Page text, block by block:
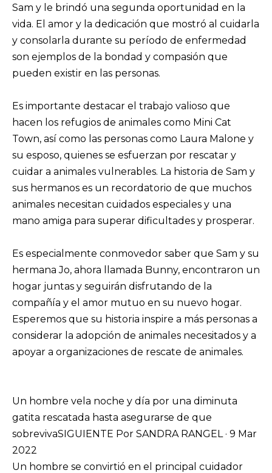
Sam y le brindó una segunda oportunidad en la
vida. El amor y la dedicación que mostró al cuidarla
y consolarla durante su período de enfermedad
son ejemplos de la bondad y compasión que
pueden existir en las personas.
Es importante destacar el trabajo valioso que
hacen los refugios de animales como Mini Cat
Town, así como las personas como Laura Malone y
su esposo, quienes se esfuerzan por rescatar y
cuidar a animales vulnerables. La historia de Sam y
sus hermanos es un recordatorio de que muchos
animales necesitan cuidados especiales y una
mano amiga para superar dificultades y prosperar.
Es especialmente conmovedor saber que Sam y su
hermana Jo, ahora llamada Bunny, encontraron un
hogar juntas y seguirán disfrutando de la
compañía y el amor mutuo en su nuevo hogar.
Esperemos que su historia inspire a más personas a
considerar la adopción de animales necesitados y a
apoyar a organizaciones de rescate de animales.
Un hombre vela noche y día por una diminuta
gatita rescatada hasta asegurarse de que
sobrevivaSIGUIENTE Por SANDRA RANGEL · 9 Mar
2022
Un hombre se convirtió en el principal cuidador